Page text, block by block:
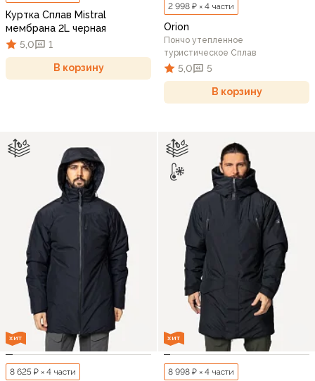
Куртка Сплав Mistral
мембрана 2L черная
5,0
1
В корзину
2 998 ₽ × 4 части
Orion
Пончо утепленное
туристическое Сплав
5,0 5
В корзину
ХИТ
8 625 ₽ × 4 части
ХИТ
8 998 ₽ × 4 части